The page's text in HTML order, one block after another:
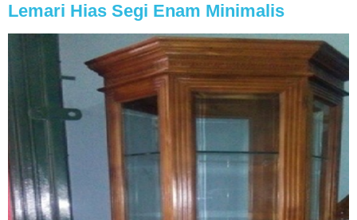
Lemari Hias Segi Enam Minimalis